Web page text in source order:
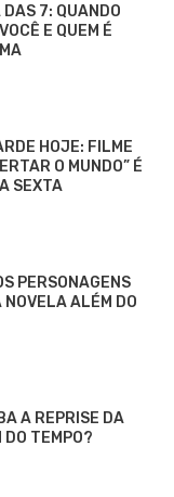
DAS 7: QUANDO
E QUEM É
HOJE: FILME
O MUNDO” É
SEXTA
PERSONAGENS
NOVELA ALÉM DO
A REPRISE DA
DO TEMPO?